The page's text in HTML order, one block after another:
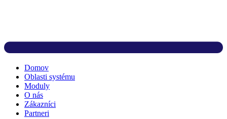
Domov
Oblasti systému
Moduly
O nás
Zákazníci
Partneri